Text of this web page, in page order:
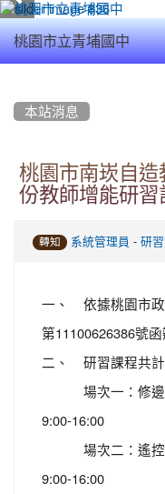
桃園市立青埔國中
本站消息
桃園市南崁自造
份教師增能研習
轉知 系統管理員 - 研
一、 依據桃園市政
第11100626386號函
二、 研習課程共計
場次一：修邊機
9:00-16:00
場次二：遙控船
9:00-16:00